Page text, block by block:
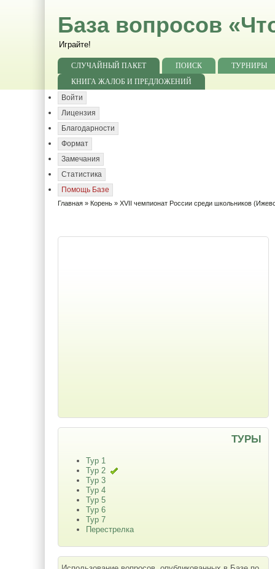
База вопросов
Играйте!
СЛУЧАЙНЫЙ ПАКЕТ ПОИСК
ТУРНИРЫ
КНИГА ЖАЛОБ И ПРЕДЛОЖЕНИЙ
Войти
Лицензия
Благодарности
Формат
Замечания
Статистика
Помощь Базе
Главная » Корень » XVII чемпионат России среди школьников
ТУРЫ
Тур 1
Тур 2
Тур 3
Тур 4
Тур 5
Тур 6
Тур 7
Перестрелка